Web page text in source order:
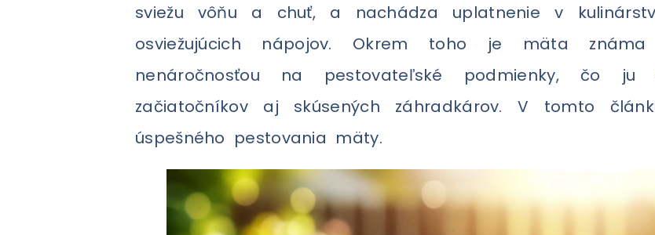
sviežu vôňu a chuť, a nachádza uplatnenie v
osviežujúcich nápojov. Okrem toho je mäta
nenáročnosťou na pestovateľské podmienky, čo
začiatočníkov aj skúsených záhradkárov. V tomto
úspešného pestovania mäty.